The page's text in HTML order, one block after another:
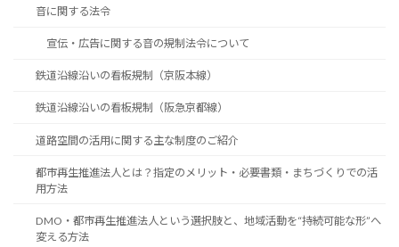
音に関する法令
宣伝・広告に関する音の規制法令について
鉄道沿線沿いの看板規制（京阪本線）
鉄道沿線沿いの看板規制（阪急京都線）
道路空間の活用に関する主な制度のご紹介
都市再生推進法人とは？指定のメリット・必要書類・まちづくりでの活
用方法
DMO・都市再生推進法人という選択肢と、地域活動を“持続可能な形”へ
変える方法